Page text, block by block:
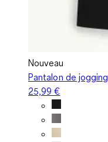
Nouveau
Pantalon de jogging
25,99 €